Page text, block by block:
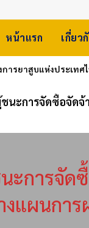
หน้าแรก เกี่ยว
ารยาสูบแห่งประเทศ
นะการจัดซื้อจัดจ้
ะการจัด
งแผนการ